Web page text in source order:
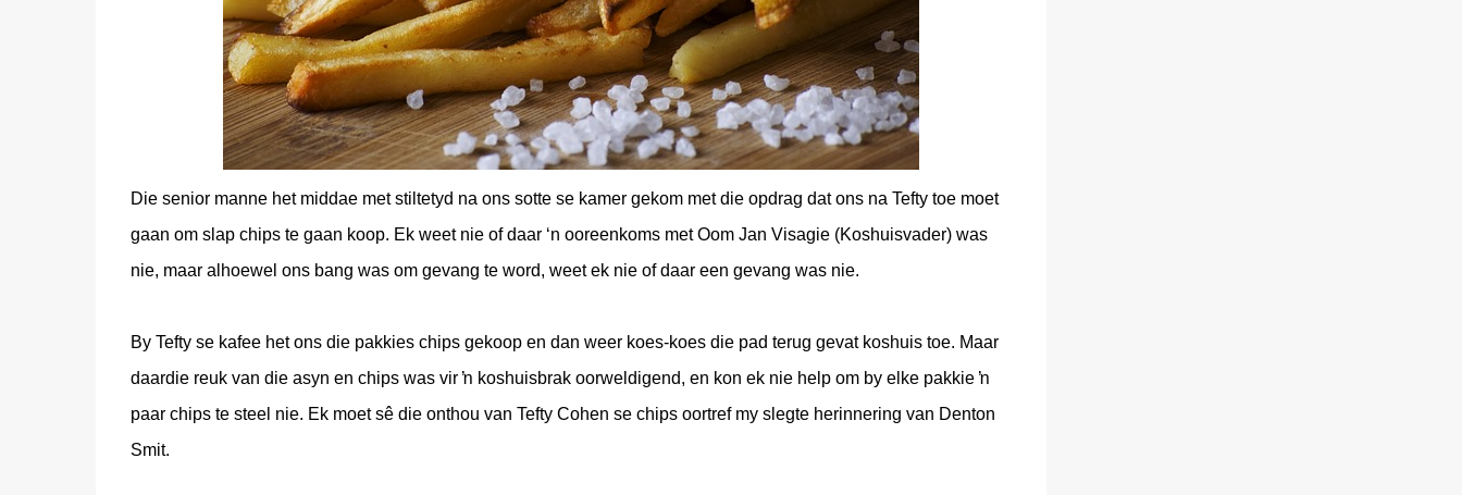
Die senior manne het middae met stiltetyd na ons sotte se kamer gekom met die opdrag dat ons na Tefty toe moet
gaan om slap chips te gaan koop. Ek weet nie of daar ‘n ooreenkoms met Oom Jan Visagie (Koshuisvader) was
nie, maar alhoewel ons bang was om gevang te word, weet ek nie of daar een gevang was nie.
By Tefty se kafee het ons die pakkies chips gekoop en dan weer koes-koes die pad terug gevat koshuis toe. Maar
daardie reuk van die asyn en chips was vir ŉ koshuisbrak oorweldigend, en kon ek nie help om by elke pakkie ŉ
paar chips te steel nie. Ek moet sê die onthou van Tefty Cohen se chips oortref my slegte herinnering van Denton
Smit.